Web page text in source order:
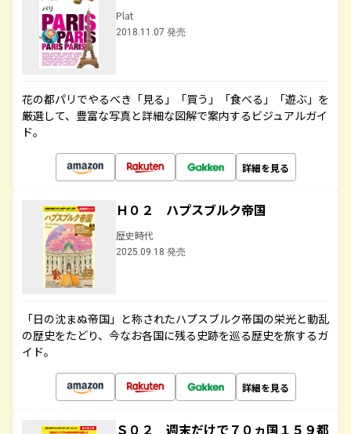
Plat
2018.11.07 発売
花の都パリでやるべき「見る」「買う」「食べる」「遊ぶ」を
厳選して、豊富な写真と詳細な図解で案内するビジュアルガイ
ド。
詳細を見る
Ｈ０２ ハプスブルク帝国
歴史時代
2025.09.18 発売
「日の沈まぬ帝国」と称されたハプスブルク帝国の栄光と動乱
の歴史をたどり、今なお各国に残る史跡を巡る歴史を旅するガ
イド。
詳細を見る
Ｓ０２ 週末だけで７０ヵ国１５９都